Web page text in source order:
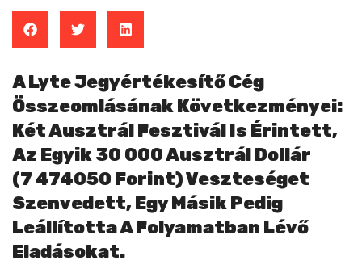
A Lyte Jegyértékesítő Cég
Összeomlásának Következményei:
Két Ausztrál Fesztivál Is Érintett,
Az Egyik 30 000 Ausztrál Dollár
(7 474050 Forint) Veszteséget
Szenvedett, Egy Másik Pedig
Leállította A Folyamatban Lévő
Eladásokat.